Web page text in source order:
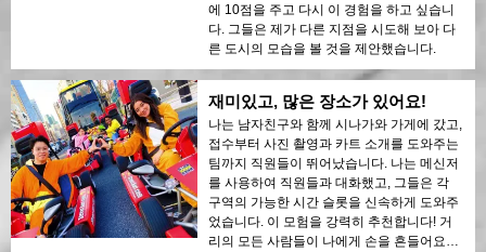
에 10점을 주고 다시 이 경험을 하고 싶습니
다. 그들은 제가 다른 지점을 시도해 보아 다
른 도시의 모습을 볼 것을 제안했습니다.
재미있고, 많은 장소가 있어요!
나는 남자친구와 함께 시나가와 가게에 갔고,
접수부터 사진 촬영과 카트 소개를 도와주는
팀까지 직원들이 뛰어났습니다. 나는 메신저
를 사용하여 직원들과 대화했고, 그들은 각
구역의 가능한 시간 슬롯을 신속하게 도와주
었습니다. 이 모험을 강력히 추천합니다! 거
리의 모든 사람들이 나에게 손을 흔들어요…